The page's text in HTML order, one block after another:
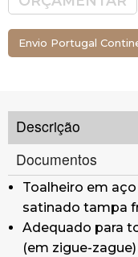
Envio Portugal
Descrição
Documentos
Toalheiro em
satinado tampa
Adequado para
(em zigue-zague)